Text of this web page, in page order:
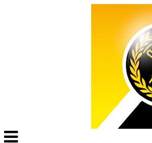
Veksle